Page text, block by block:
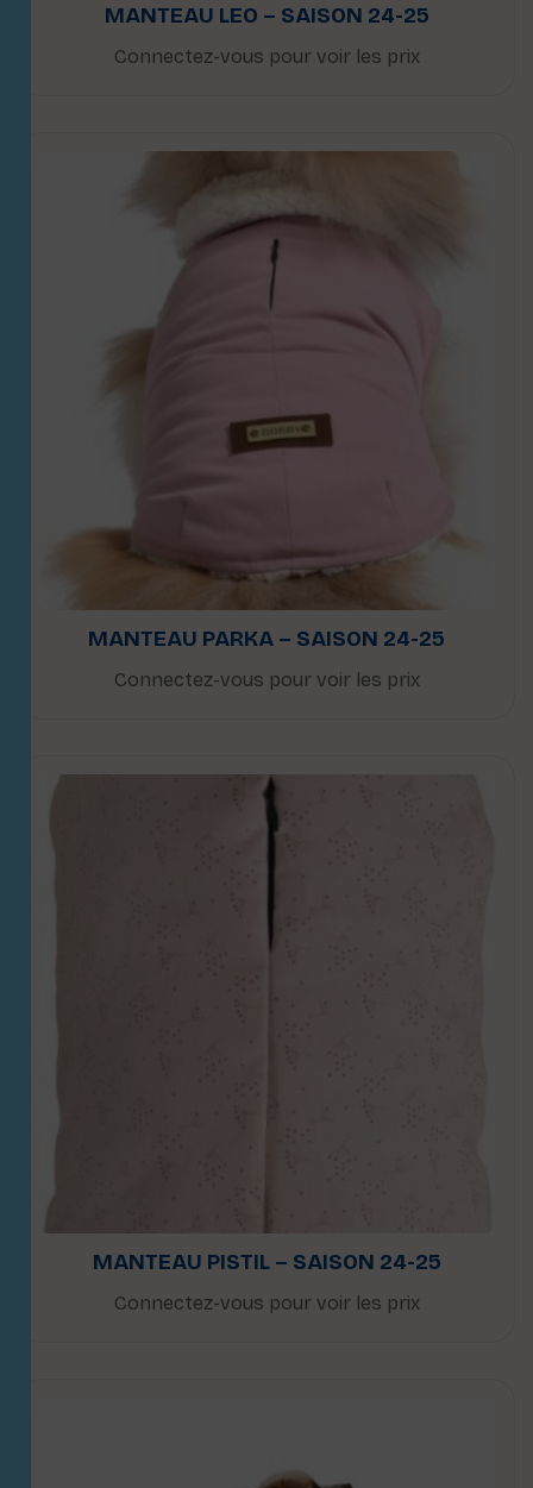
MANTEAU LEO – SAISON 24-25
Connectez-vous pour voir les prix
MANTEAU PARKA – SAISON 24-25
Connectez-vous pour voir les prix
MANTEAU PISTIL – SAISON 24-25
Connectez-vous pour voir les prix